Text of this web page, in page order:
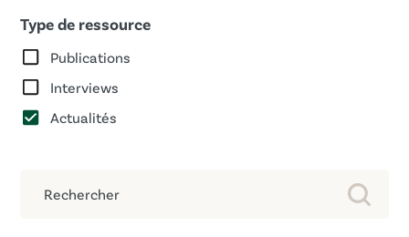
Type de ressource
Publications
Interviews
Actualités